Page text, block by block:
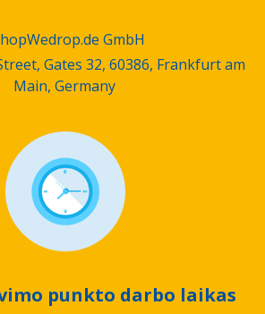
GmbH
Gates 32, 60386, Frankfurt am
Main, Germany
punkto darbo laikas